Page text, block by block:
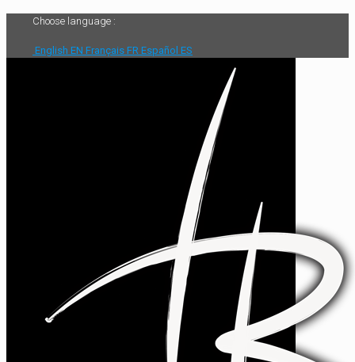
Choose language :
English EN Français FR Español ES